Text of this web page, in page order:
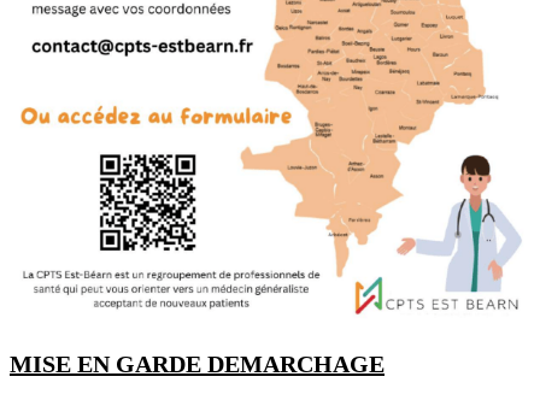
MISE EN GARDE DEMARCHAGE